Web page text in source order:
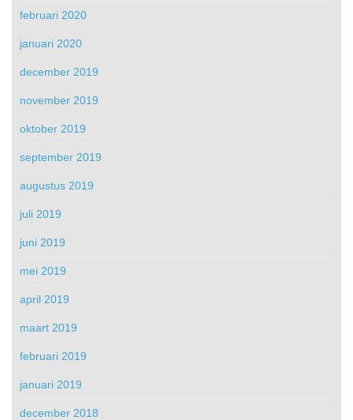
februari 2020
januari 2020
december 2019
november 2019
oktober 2019
september 2019
augustus 2019
juli 2019
juni 2019
mei 2019
april 2019
maart 2019
februari 2019
januari 2019
december 2018